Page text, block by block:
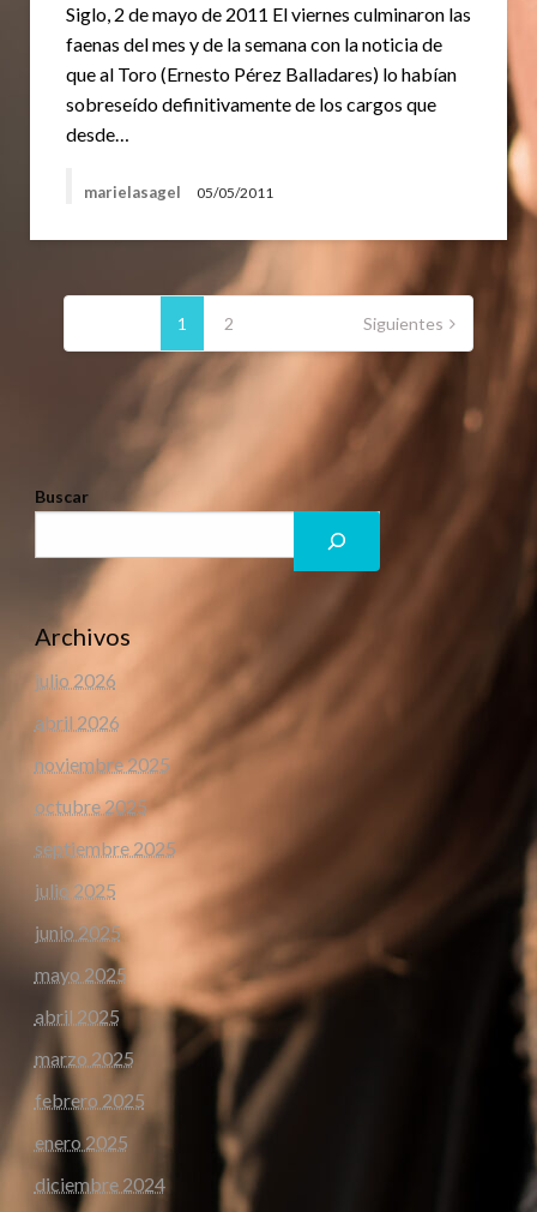
Siglo, 2 de mayo de 2011 El viernes culminaron las
faenas del mes y de la semana con la noticia de
que al Toro (Ernesto Pérez Balladares) lo habían
sobreseído definitivamente de los cargos que
desde…
marielasagel 05/05/2011
Paginación
entradas
1 2 Siguientes
Buscar
Archivos
julio 2026
abril 2026
noviembre 2025
octubre 2025
septiembre 2025
julio 2025
junio 2025
mayo 2025
abril 2025
marzo 2025
febrero 2025
enero 2025
diciembre 2024